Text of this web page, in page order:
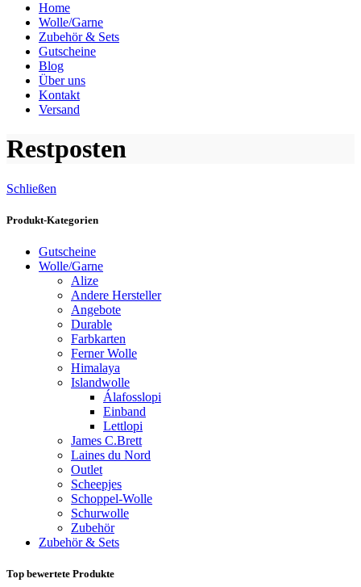
Home
Wolle/Garne
Zubehör & Sets
Gutscheine
Blog
Über uns
Kontakt
Versand
Restposten
Schließen
Produkt-Kategorien
Gutscheine
Wolle/Garne
Alize
Andere Hersteller
Angebote
Durable
Farbkarten
Ferner Wolle
Himalaya
Islandwolle
Álafosslopi
Einband
Lettlopi
James C.Brett
Laines du Nord
Outlet
Scheepjes
Schoppel-Wolle
Schurwolle
Zubehör
Zubehör & Sets
Top bewertete Produkte